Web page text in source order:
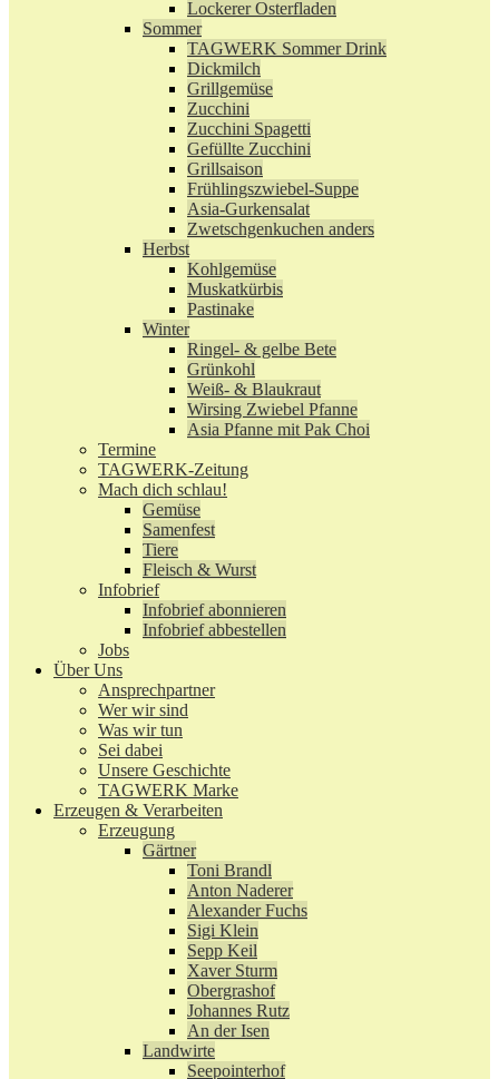
Lockerer Osterfladen
Sommer
TAGWERK Sommer Drink
Dickmilch
Grillgemüse
Zucchini
Zucchini Spagetti
Gefüllte Zucchini
Grillsaison
Frühlingszwiebel-Suppe
Asia-Gurkensalat
Zwetschgenkuchen anders
Herbst
Kohlgemüse
Muskatkürbis
Pastinake
Winter
Ringel- & gelbe Bete
Grünkohl
Weiß- & Blaukraut
Wirsing Zwiebel Pfanne
Asia Pfanne mit Pak Choi
Termine
TAGWERK-Zeitung
Mach dich schlau!
Gemüse
Samenfest
Tiere
Fleisch & Wurst
Infobrief
Infobrief abonnieren
Infobrief abbestellen
Jobs
Über Uns
Ansprechpartner
Wer wir sind
Was wir tun
Sei dabei
Unsere Geschichte
TAGWERK Marke
Erzeugen & Verarbeiten
Erzeugung
Gärtner
Toni Brandl
Anton Naderer
Alexander Fuchs
Sigi Klein
Sepp Keil
Xaver Sturm
Obergrashof
Johannes Rutz
An der Isen
Landwirte
Seepointerhof